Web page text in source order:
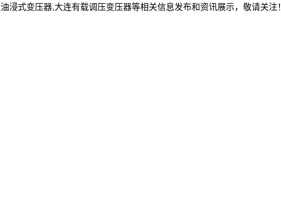
浸式变压器,大连有载调压变压器等相关信息发布和资讯展示，敬请关注！